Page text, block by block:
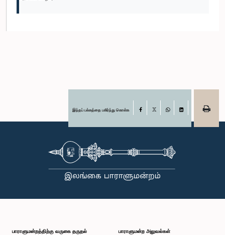
இந்தப் பக்கத்தை பகிர்ந்து கொள்க Facebook
பாராளுமன்றத்திற்கு வருகை தருதல் பாராளுமன்ற அலுவல்கள்